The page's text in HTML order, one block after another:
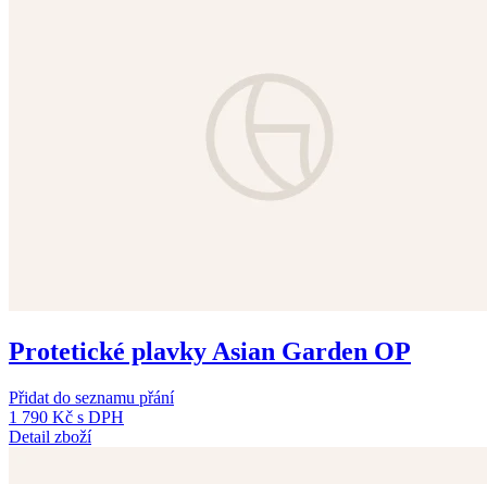
Protetické plavky Asian Garden OP
Přidat do seznamu přání
1 790 Kč s DPH
Detail zboží